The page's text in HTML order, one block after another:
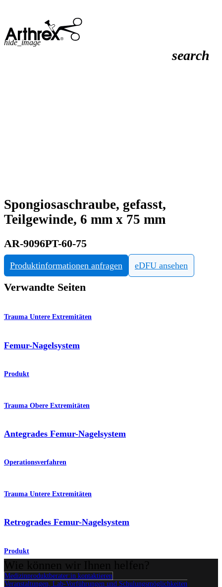
search
hide_image
Spongiosaschraube, gefasst,
Teilgewinde, 6 mm x 75 mm
AR-9096PT-60-75
Produktinformationen anfragen eDFU ansehen
Verwandte Seiten
Trauma Untere Extremitäten
Femur-Nagelsystem
Produkt
Trauma Obere Extremitäten
Antegrades Femur-Nagelsystem
Operationsverfahren
Trauma Untere Extremitäten
Retrogrades Femur-Nagelsystem
Produkt
Medizinproduktberater:in kontaktieren
Veranstaltungen, Lab-Vorführungen und Schulungsmöglichkeiten